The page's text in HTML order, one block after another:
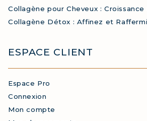
Collagène pour Cheveux : Croissance
Collagène Détox : Affinez et
ESPACE CLIENT
Espace Pro
Connexion
Mon compte